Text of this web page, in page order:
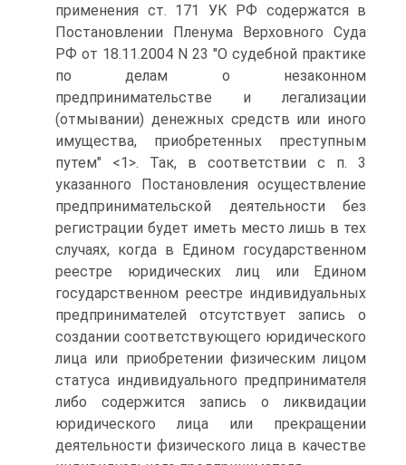
применения ст. 171 УК РФ содержатся в
Постановлении Пленума Верховного Суда
РФ от 18.11.2004 N 23 "О судебной практике
по делам о незаконном
предпринимательстве и легализации
(отмывании) денежных средств или иного
имущества, приобретенных преступным
путем" <1>. Так, в соответствии с п. 3
указанного Постановления осуществление
предпринимательской деятельности без
регистрации будет иметь место лишь в тех
случаях, когда в Едином государственном
реестре юридических лиц или Едином
государственном реестре индивидуальных
предпринимателей отсутствует запись о
создании соответствующего юридического
лица или приобретении физическим лицом
статуса индивидуального предпринимателя
либо содержится запись о ликвидации
юридического лица или прекращении
деятельности физического лица в качестве